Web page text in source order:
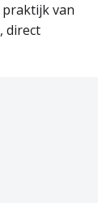
van
direct